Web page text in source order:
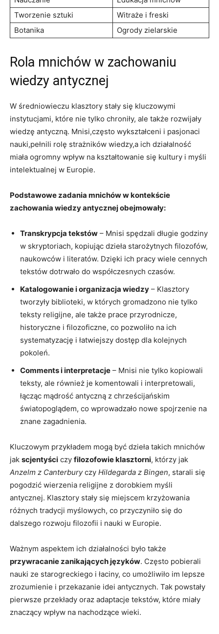
Tworzenie sztuki
Witraże i freski
Botanika
Ogrody zielarskie
Rola mnichów w zachowaniu
wiedzy antycznej
W średniowieczu klasztory stały się kluczowymi
instytucjami, które nie tylko chroniły, ale także rozwijały
wiedzę antyczną. Mnisi,często wykształceni i pasjonaci
nauki,pełnili rolę strażników wiedzy,a ich działalność
miała ogromny wpływ na kształtowanie się kultury i myśli
intelektualnej w Europie.
Podstawowe zadania mnichów w kontekście
zachowania wiedzy antycznej obejmowały:
Transkrypcja tekstów – Mnisi spędzali długie godziny
w skryptoriach, kopiując dzieła starożytnych filozofów,
naukowców i literatów. Dzięki ich pracy wiele cennych
tekstów dotrwało do współczesnych czasów.
Katalogowanie i organizacja wiedzy – Klasztory
tworzyły biblioteki, w których gromadzono nie tylko
teksty religijne, ale także prace przyrodnicze,
historyczne i filozoficzne, co pozwoliło na ich
systematyzację i łatwiejszy dostęp dla kolejnych
pokoleń.
Comments i interpretacje – Mnisi nie tylko kopiowali
teksty, ale również je komentowali i interpretowali,
łącząc mądrość antyczną z chrześcijańskim
światopoglądem, co wprowadzało nowe spojrzenie na
znane zagadnienia.
Kluczowym przykładem mogą być dzieła takich mnichów
jak scjentyści czy filozofowie klasztorni, którzy jak
Anzelm z Canterburyczy Hildegarda z Bingen, starali się
pogodzić wierzenia religijne z dorobkiem myśli
antycznej. Klasztory stały się miejscem krzyżowania
różnych tradycji myślowych, co przyczyniło się do
dalszego rozwoju filozofii i nauki w Europie.
Ważnym aspektem ich działalności było także
przywracanie zanikających języków. Często pobierali
nauki ze starogreckiego i łaciny, co umożliwiło im lepsze
zrozumienie i przekazanie idei antycznych. Tak powstały
pierwsze przekłady oraz adaptacje tekstów, które miały
znaczący wpływ na nachodzące wieki.